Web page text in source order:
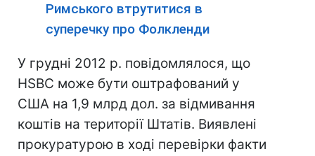
Римського втрутитися в
суперечку про Фолкленди
У грудні 2012 р. повідомлялося, що
HSBC може бути оштрафований у
США на 1,9 млрд дол. за відмивання
коштів на території Штатів. Виявлені
прокуратурою в ході перевірки факти